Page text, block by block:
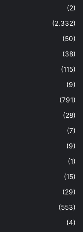
(2)
(2.332)
(50)
(38)
(115)
(9)
(791)
(28)
(7)
(9)
(1)
(15)
(29)
(553)
(4)